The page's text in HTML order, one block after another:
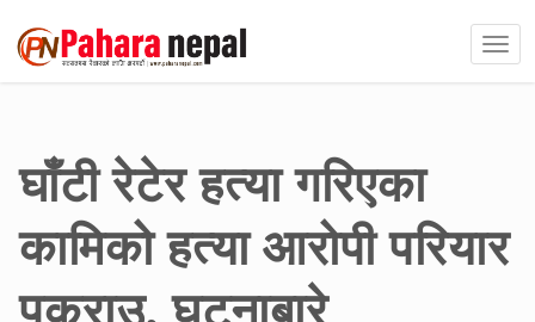
घाँटी रेटेर हत्या गरिएका
कामिको हत्या आरोपी परियार